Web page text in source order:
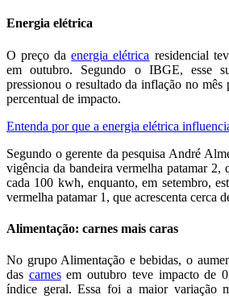
Energia elétrica
O preço daenergia elétrica residencial
em outubro. Segundo o IBGE, esse
pressionou o resultado da inflação no mês
percentual de impacto.
Entenda por que a energia elétrica
Segundo o gerente da pesquisa André
vigência da bandeira vermelha patamar 2,
cada 100 kwh, enquanto, em setembro,
vermelha patamar 1, que acrescenta cerca
Alimentação: carnes mais caras
No grupo Alimentação e bebidas, o
das carnesem outubro teve impacto de
índice geral. Essa foi a maior variação